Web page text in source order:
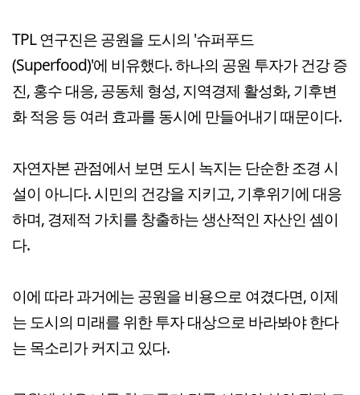
TPL 연구진은 공원을 도시의 '슈퍼푸드
(Superfood)'에 비유했다. 하나의 공원 투자가 건강 증
진, 홍수 대응, 공동체 형성, 지역경제 활성화, 기후변
화 적응 등 여러 효과를 동시에 만들어내기 때문이다.
자연자본 관점에서 보면 도시 녹지는 단순한 조경 시
설이 아니다. 시민의 건강을 지키고, 기후위기에 대응
하며, 경제적 가치를 창출하는 생산적인 자산인 셈이
다.
이에 따라 과거에는 공원을 비용으로 여겼다면, 이제
는 도시의 미래를 위한 투자 대상으로 바라봐야 한다
는 목소리가 커지고 있다.